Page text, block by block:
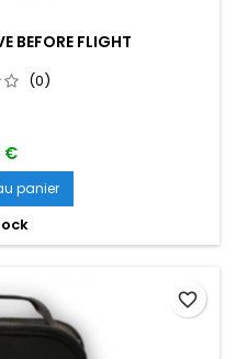
BEFORE FLIGHT
(0)
€
panier
favorite_border